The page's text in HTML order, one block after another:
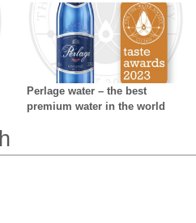
Perlage water – the best
premium water in the world